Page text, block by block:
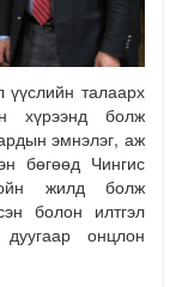
талаарх
хүрээнд болж
эмнэлэг, аж
бөгөөд Чингис
жилд болж
болон илтгэл
онцлон